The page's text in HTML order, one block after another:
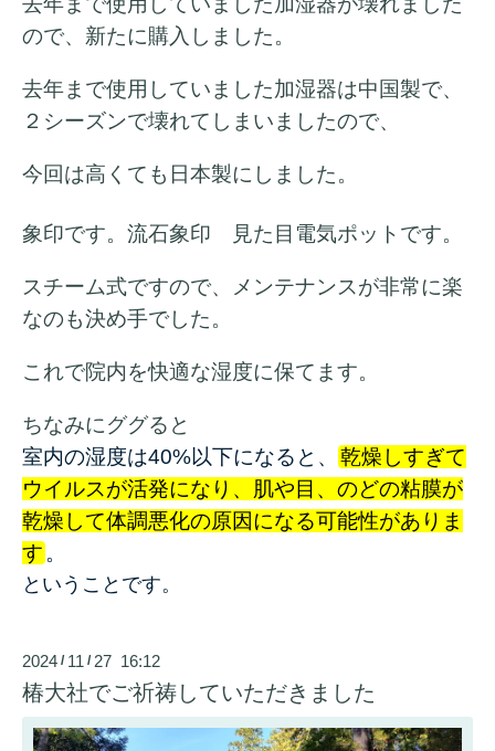
ので、新たに購入しました。
去年まで使用していました加湿器は中国製で、
２シーズンで壊れてしまいましたので、
今回は高くても日本製にしました。
象印です。流石象印 見た目電気ポットです。
スチーム式ですので、メンテナンスが非常に楽
なのも決め手でした。
これで院内を快適な湿度に保てます。
ちなみにググると
室内の湿度は40%以下になると、 乾燥しすぎて
ウイルスが活発になり、肌や目、のどの粘膜が
乾燥して体調悪化の原因になる可能性がありま
す 。
ということです。
2024 / 11 / 27 16:12
椿大社でご祈祷していただきました